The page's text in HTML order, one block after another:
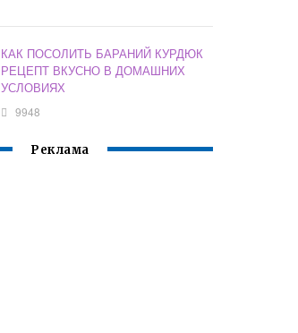
КАК ПОСОЛИТЬ БАРАНИЙ КУРДЮК
РЕЦЕПТ ВКУСНО В ДОМАШНИХ
УСЛОВИЯХ
9948
Реклама